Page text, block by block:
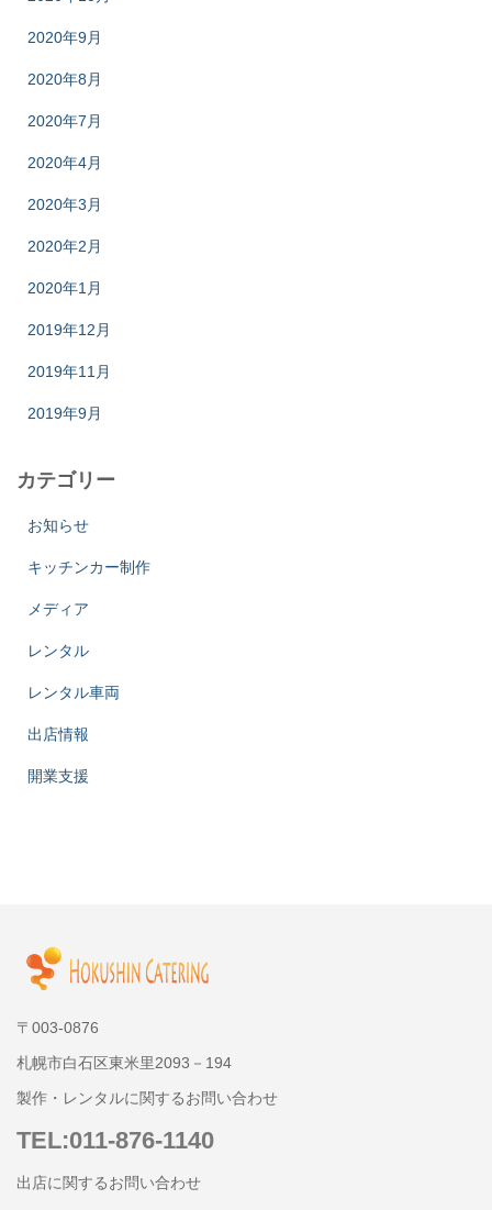
2020年9月
2020年8月
2020年7月
2020年4月
2020年3月
2020年2月
2020年1月
2019年12月
2019年11月
2019年9月
カテゴリー
お知らせ
キッチンカー制作
メディア
レンタル
レンタル車両
出店情報
開業支援
〒003-0876
札幌市白石区東米里2093－194
製作・レンタルに関するお問い合わせ
TEL:011-876-1140
出店に関するお問い合わせ